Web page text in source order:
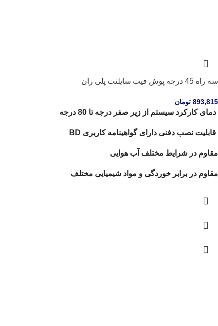
سه راه 45 درجه پوش فیت سایلنت پلی ران
893,815 تومان
دمای کارکرد سیستم از زیر صفر درجه تا 80 درجه
قابلیت نصب دفنی دارای گواهینامه کاربری BD
مقاوم در شرایط مختلف آب هوایی
مقاوم در برابر خوردگی و مواد شیمیایی مختلف